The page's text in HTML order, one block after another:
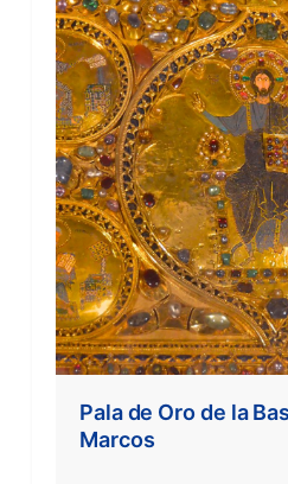
Pala de Oro de la
Marcos